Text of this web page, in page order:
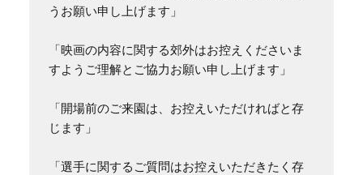
うお願い申し上げます」
「映画の内容に関する郊外はお控えくださいま
すようご理解とご協力お願い申し上げます」
「開場前のご来園は、お控えいただければと存
じます」
「選手に関するご質問はお控えいただきたく存